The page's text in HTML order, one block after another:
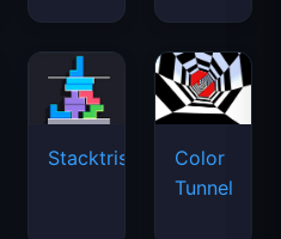
Stacktris
Color
Tunnel